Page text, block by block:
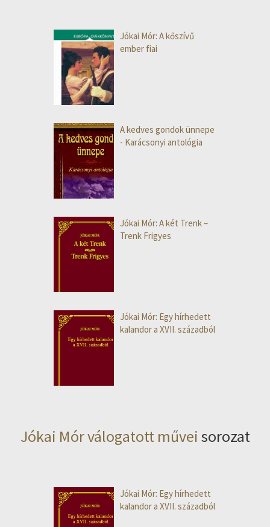
Jókai Mór: A kőszívű
ember fiai
A kedves gondok ünnepe
- Karácsonyi antológia
Jókai Mór: A két Trenk –
Trenk Frigyes
Jókai Mór: Egy hírhedett
kalandor a XVII. századból
Jókai Mór válogatott művei sorozat
Jókai Mór: Egy hírhedett
kalandor a XVII. századból